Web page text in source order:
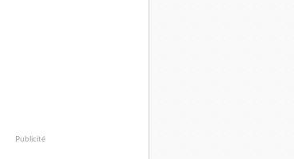
Publicité